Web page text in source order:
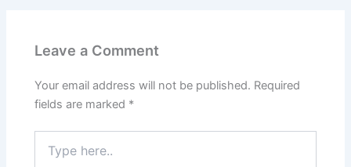
Leave a Comment
Your email address will not be published. Required
fields are marked *
here..